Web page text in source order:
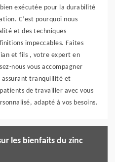
exécutée pour la durabilité
C’est pourquoi nous
et des techniques
impeccables. Faites
et fils , votre expert en
nous vous accompagner
assurant tranquillité et
de travailler avec vous
adapté à vos besoins.
les bienfaits du zinc